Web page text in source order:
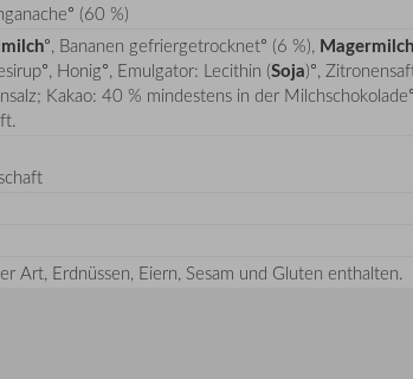
(60 %)
°, Bananen gefriergetrocknet° (6 %),
Honig°, Emulgator: Lecithin (Soja)°,
Kakao: 40 % mindestens in der
Art, Erdnüssen, Eiern, Sesam und Gluten enthalten.